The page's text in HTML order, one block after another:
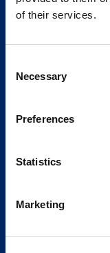
of their services.
Selection
Necessary
Preferences
Statistics
Marketing